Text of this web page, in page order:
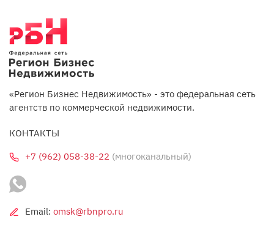
«Регион Бизнес Недвижимость» - это федеральная сеть
агентств по коммерческой недвижимости.
КОНТАКТЫ
+7 (962) 058-38-22 (многоканальный)
Email: omsk@rbnpro.ru